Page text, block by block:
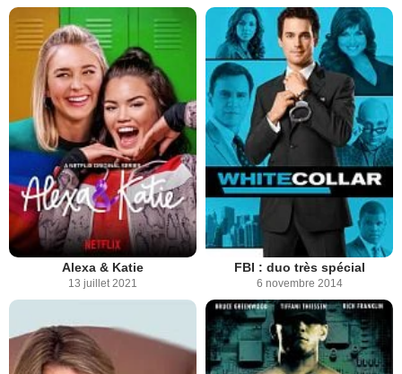
Alexa & Katie
13 juillet 2021
FBI : duo très spécial
6 novembre 2014